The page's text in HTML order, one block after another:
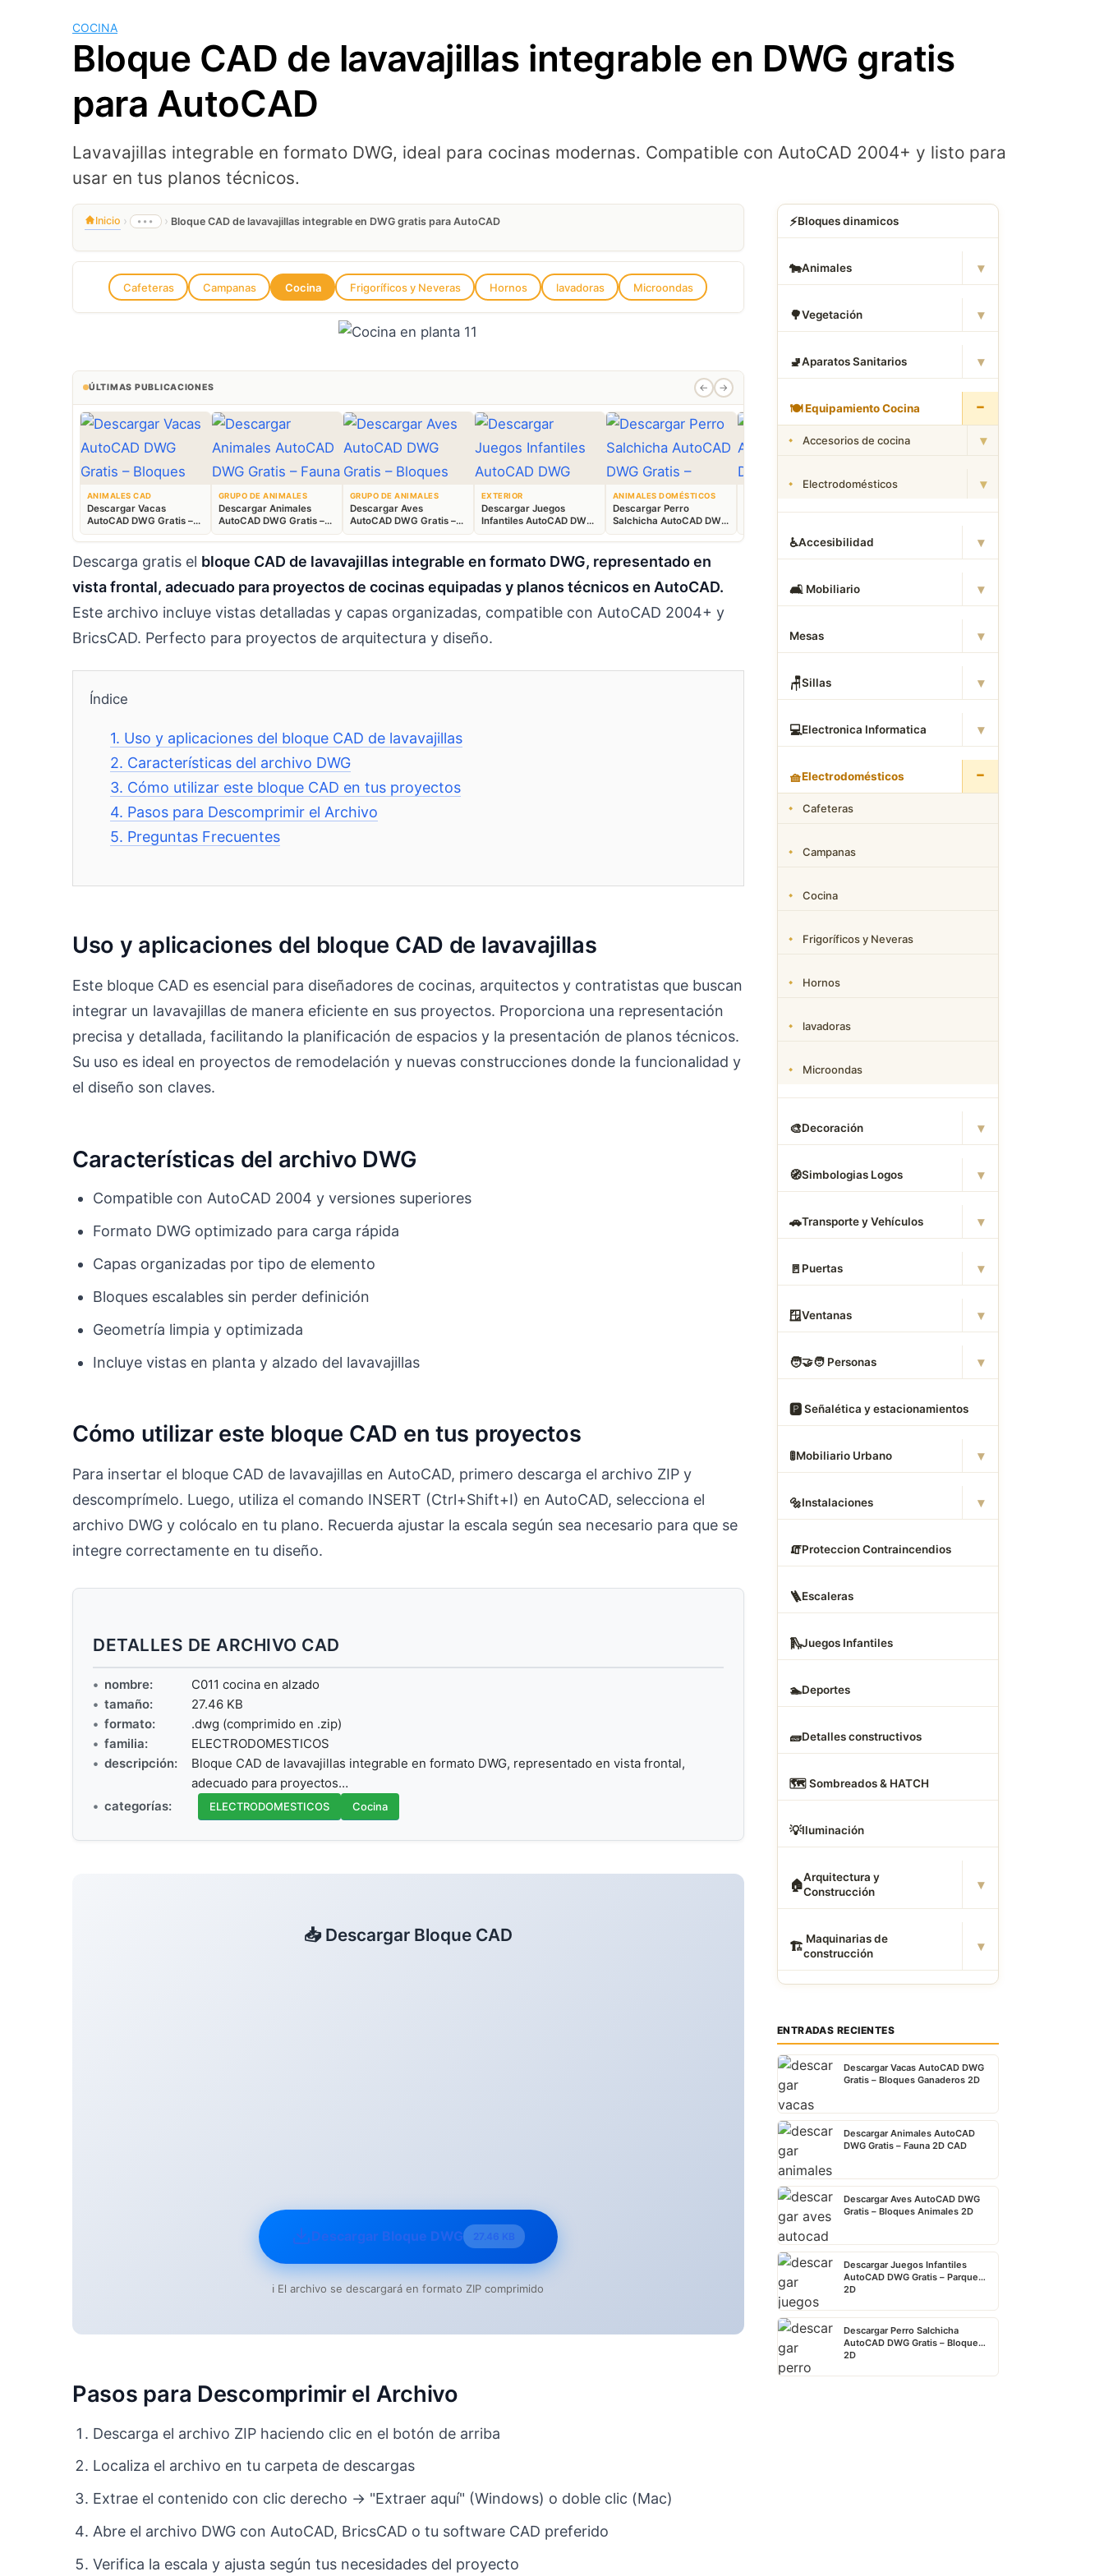
COCINA
Bloque CAD de lavavajillas integrable en DWG gratis
para AutoCAD
Lavavajillas integrable en formato DWG, ideal para cocinas modernas. Compatible con AutoCAD 2004+ y listo para
usar en tus planos técnicos.
Inicio › ••• › Bloque CAD de lavavajillas integrable en DWG gratis para AutoCAD
Cafeteras Campanas Cocina Frigoríficos y Neveras Hornos lavadoras Microondas
ÚLTIMAS PUBLICACIONES ← →
ANIMALES CAD
Descargar Vacas
AutoCAD DWG Gratis –
Bloques Ganaderos 2D
GRUPO DE ANIMALES
Descargar Animales
AutoCAD DWG Gratis –
Fauna 2D CAD
GRUPO DE ANIMALES
Descargar Aves
AutoCAD DWG Gratis –
Bloques Animales 2D
EXTERIOR
Descargar Juegos
Infantiles AutoCAD DWG
Gratis – Parque 2D
ANIMALES DOMÉSTICOS
Descargar Perro
Salchicha AutoCAD DWG
Gratis – Bloque 2D
Descarga gratis el bloque CAD de lavavajillas integrable en formato DWG, representado en
vista frontal, adecuado para proyectos de cocinas equipadas y planos técnicos en AutoCAD.
Este archivo incluye vistas detalladas y capas organizadas, compatible con AutoCAD 2004+ y
BricsCAD. Perfecto para proyectos de arquitectura y diseño.
Índice
1. Uso y aplicaciones del bloque CAD de lavavajillas
2. Características del archivo DWG
3. Cómo utilizar este bloque CAD en tus proyectos
4. Pasos para Descomprimir el Archivo
5. Preguntas Frecuentes
Uso y aplicaciones del bloque CAD de lavavajillas
Este bloque CAD es esencial para diseñadores de cocinas, arquitectos y contratistas que buscan
integrar un lavavajillas de manera eficiente en sus proyectos. Proporciona una representación
precisa y detallada, facilitando la planificación de espacios y la presentación de planos técnicos.
Su uso es ideal en proyectos de remodelación y nuevas construcciones donde la funcionalidad y
el diseño son claves.
Características del archivo DWG
Compatible con AutoCAD 2004 y versiones superiores
Formato DWG optimizado para carga rápida
Capas organizadas por tipo de elemento
Bloques escalables sin perder definición
Geometría limpia y optimizada
Incluye vistas en planta y alzado del lavavajillas
Cómo utilizar este bloque CAD en tus proyectos
Para insertar el bloque CAD de lavavajillas en AutoCAD, primero descarga el archivo ZIP y
descomprímelo. Luego, utiliza el comando INSERT (Ctrl+Shift+I) en AutoCAD, selecciona el
archivo DWG y colócalo en tu plano. Recuerda ajustar la escala según sea necesario para que se
integre correctamente en tu diseño.
DETALLES DE ARCHIVO CAD
nombre:
C011 cocina en alzado
tamaño:
27.46 KB
formato:
.dwg (comprimido en .zip)
familia:
ELECTRODOMESTICOS
descripción:
Bloque CAD de lavavajillas integrable en formato DWG, representado en vista frontal,
adecuado para proyectos…
categorías:
ELECTRODOMESTICOS Cocina
📥 Descargar Bloque CAD
Descargar Bloque DWG 27.46 KB
ℹ️ El archivo se descargará en formato ZIP comprimido
Pasos para Descomprimir el Archivo
Descarga el archivo ZIP haciendo clic en el botón de arriba
Localiza el archivo en tu carpeta de descargas
Extrae el contenido con clic derecho → "Extraer aquí" (Windows) o doble clic (Mac)
Abre el archivo DWG con AutoCAD, BricsCAD o tu software CAD preferido
Verifica la escala y ajusta según tus necesidades del proyecto
⚡Bloques dinamicos
🐄Animales ▾
🌳Vegetación ▾
🚽Aparatos Sanitarios ▾
🍽️ Equipamiento Cocina −
Accesorios de cocina ▾
Electrodomésticos ▾
♿Accesibilidad ▾
🛋 ️ Mobiliario ▾
Mesas ▾
🪑Sillas ▾
💻Electronica Informatica ▾
🧺Electrodomésticos −
Cafeteras
Campanas
Cocina
Frigoríficos y Neveras
Hornos
lavadoras
Microondas
🎨Decoración ▾
🧭Simbologias Logos ▾
🚗Transporte y Vehículos ▾
🚪 Puertas ▾
🪟Ventanas ▾
🧑‍🤝‍🧑 Personas ▾
🅿️ Señalética y estacionamientos
🚦Mobiliario Urbano ▾
🔩Instalaciones ▾
🧯Proteccion Contraincendios
🪜Escaleras
🛝Juegos Infantiles
🏊Deportes
🧱Detalles constructivos
🗺️ Sombreados & HATCH
💡Iluminación
🏠Arquitectura y
Construcción
▾
🏗 ️ Maquinarias de
construcción
▾
ENTRADAS RECIENTES
Descargar Vacas AutoCAD DWG
Gratis – Bloques Ganaderos 2D
Descargar Animales AutoCAD
DWG Gratis – Fauna 2D CAD
Descargar Aves AutoCAD DWG
Gratis – Bloques Animales 2D
Descargar Juegos Infantiles
AutoCAD DWG Gratis – Parque
2D
Descargar Perro Salchicha
AutoCAD DWG Gratis – Bloque
2D